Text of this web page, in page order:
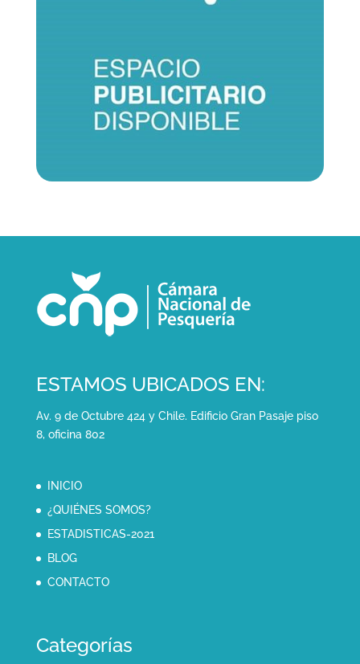
ESTAMOS UBICADOS EN:
Av. 9 de Octubre 424 y Chile. Edificio Gran Pasaje piso
8, oficina 802
INICIO
¿QUIÉNES SOMOS?
ESTADISTICAS-2021
BLOG
CONTACTO
Categorías